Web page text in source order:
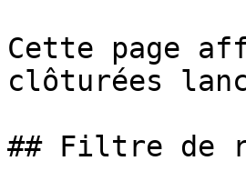
Cette page
clôturées
## Filtre de